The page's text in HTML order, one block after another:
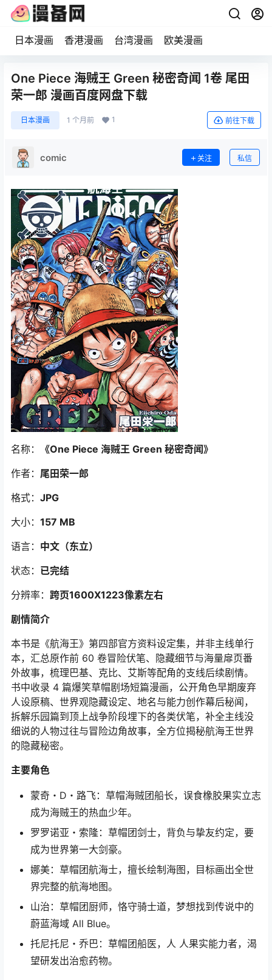
日本漫画 香港漫画 台湾漫画 欧美漫画
One Piece 海贼王 Green 秘密奇闻 1卷 尾田
荣一郎 漫画百度网盘下载
日本漫画 1 个月前 1 前往下载
comic 关注 私信
名称：
《One Piece 海贼王 Green 秘密奇闻》
作者： 尾田荣一郎
格式： JPG
大小： 157 MB
语言： 中文（东立）
状态： 已完结
分辨率： 跨页1600X1223像素左右
剧情简介
本书是《航海王》第四部官方资料设定集，并非主线单行
本，汇总原作前 60 卷冒险伏笔、隐藏细节与海量扉页番
外故事，梳理巴基、克比、艾斯等配角的支线后续剧情。
书中收录 4 篇爆笑草帽剧场短篇漫画，公开角色早期废弃
人设原稿、世界观隐藏设定、地名与能力创作幕后秘闻，
拆解乐园篇到顶上战争阶段埋下的各类伏笔，补全主线没
细说的人物过往与冒险边角故事，全方位揭秘航海王世界
的隐藏秘密。
主要角色
蒙奇・D・路飞：草帽海贼团船长，误食橡胶果实立志
成为海贼王的热血少年。
罗罗诺亚・索隆：草帽团剑士，背负与挚友约定，要
成为世界第一大剑豪。
娜美：草帽团航海士，擅长绘制海图，目标画出全世
界完整的航海地图。
山治：草帽团厨师，恪守骑士道，梦想找到传说中的
蔚蓝海域 All Blue。
托尼托尼・乔巴：草帽团船医，人 人果实能力者，渴
望研发出治愈药物。